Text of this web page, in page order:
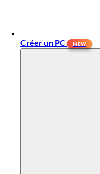
Créer un PC NEW